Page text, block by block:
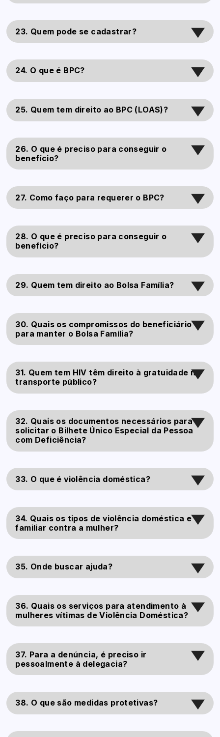
23. Quem pode se cadastrar?
24. O que é BPC?
25. Quem tem direito ao BPC (LOAS)?
26. O que é preciso para conseguir o
benefício?
27. Como faço para requerer o BPC?
28. O que é preciso para conseguir o
benefício?
29. Quem tem direito ao Bolsa Família?
30. Quais os compromissos do beneficiário
para manter o Bolsa Família?
31. Quem tem HIV têm direito à gratuidade no
transporte público?
32. Quais os documentos necessários para
solicitar o Bilhete Único Especial da Pessoa
com Deficiência?
33. O que é violência doméstica?
34. Quais os tipos de violência doméstica e
familiar contra a mulher?
35. Onde buscar ajuda?
36. Quais os serviços para atendimento à
mulheres vítimas de Violência Doméstica?
37. Para a denúncia, é preciso ir
pessoalmente à delegacia?
38. O que são medidas protetivas?